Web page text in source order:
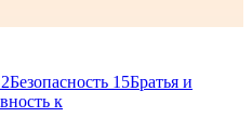
2Безопасность 15Братья и
к